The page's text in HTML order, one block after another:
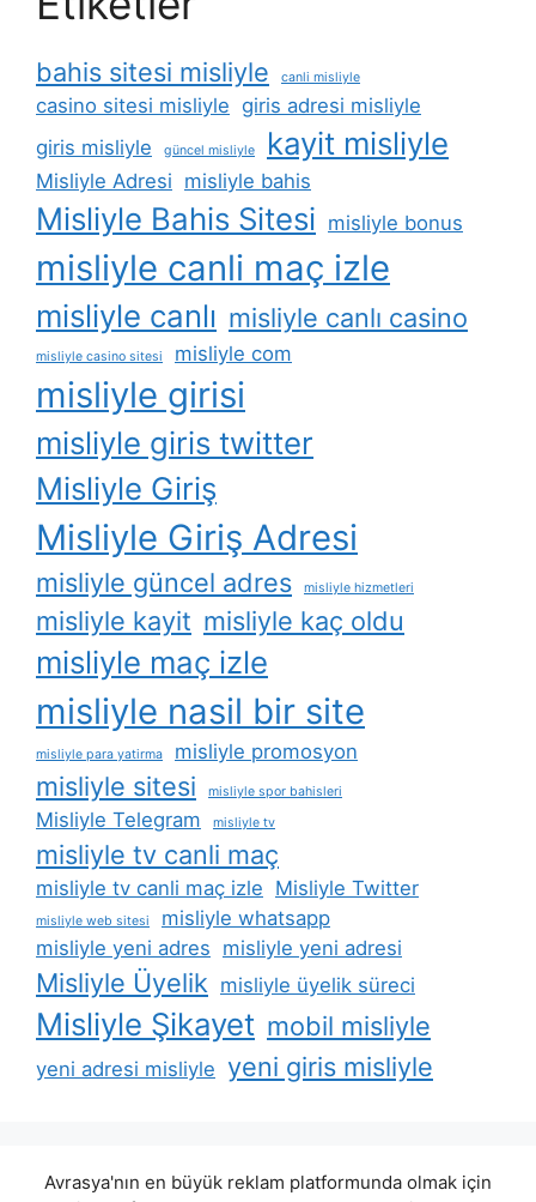
bahis sitesi misliyle canli misliyle
casino sitesi misliyle giris adresi misliyle
giris misliyle
güncel misliyle kayit misliyle
Misliyle Adresi misliyle bahis
Misliyle Bahis Sitesi misliyle bonus
misliyle canli maç izle
misliyle canlı misliyle canlı casino
misliyle casino sitesi misliyle com
misliyle girisi
misliyle giris twitter
Misliyle Giriş
Misliyle Giriş Adresi
misliyle güncel adres misliyle hizmetleri
misliyle kayit misliyle kaç oldu
misliyle maç izle
misliyle nasil bir site
misliyle para yatirma misliyle promosyon
misliyle sitesi misliyle spor bahisleri
Misliyle Telegram misliyle tv
misliyle tv canli maç
misliyle tv canli maç izle Misliyle Twitter
misliyle web sitesi
misliyle whatsapp
misliyle yeni adres misliyle yeni adresi
Misliyle Üyelik misliyle üyelik süreci
Misliyle Şikayet mobil misliyle
yeni adresi misliyle yeni giris misliyle
Avrasya'nın en büyük reklam platformunda olmak için